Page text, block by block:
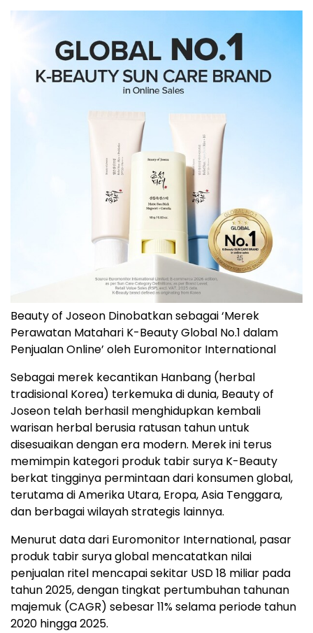
Beauty of Joseon Dinobatkan sebagai ‘Merek
Perawatan Matahari K-Beauty Global No.1 dalam
Penjualan Online’ oleh Euromonitor International
Sebagai merek kecantikan Hanbang (herbal
tradisional Korea) terkemuka di dunia, Beauty of
Joseon telah berhasil menghidupkan kembali
warisan herbal berusia ratusan tahun untuk
disesuaikan dengan era modern. Merek ini terus
memimpin kategori produk tabir surya K-Beauty
berkat tingginya permintaan dari konsumen global,
terutama di Amerika Utara, Eropa, Asia Tenggara,
dan berbagai wilayah strategis lainnya.
Menurut data dari Euromonitor International, pasar
produk tabir surya global mencatatkan nilai
penjualan ritel mencapai sekitar USD 18 miliar pada
tahun 2025, dengan tingkat pertumbuhan tahunan
majemuk (CAGR) sebesar 11% selama periode tahun
2020 hingga 2025.